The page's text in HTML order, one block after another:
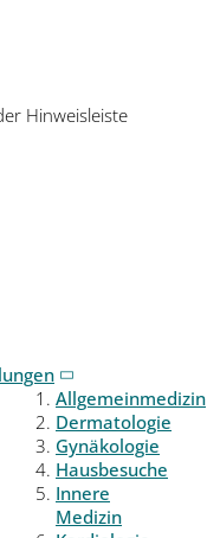
Hinweisleiste
Allgemeinmedizin
Dermatologie
Gynäkologie
Hausbesuche
Innere
Medizin